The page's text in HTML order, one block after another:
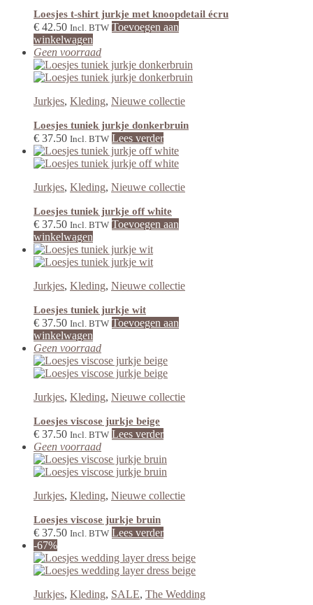
Loesjes t-shirt jurkje met knoopdetail écru
€ 42.50 Incl. BTW Toevoegen aan
winkelwagen
Geen voorraad
Jurkjes, Kleding, Nieuwe collectie
Loesjes tuniek jurkje donkerbruin
€ 37.50 Incl. BTW Lees verder
Jurkjes, Kleding, Nieuwe collectie
Loesjes tuniek jurkje off white
€ 37.50 Incl. BTW Toevoegen aan
winkelwagen
Jurkjes, Kleding, Nieuwe collectie
Loesjes tuniek jurkje wit
€ 37.50 Incl. BTW Toevoegen aan
winkelwagen
Geen voorraad
Jurkjes, Kleding, Nieuwe collectie
Loesjes viscose jurkje beige
€ 37.50 Incl. BTW Lees verder
Geen voorraad
Jurkjes, Kleding, Nieuwe collectie
Loesjes viscose jurkje bruin
€ 37.50 Incl. BTW Lees verder
-67%
Jurkjes, Kleding, SALE, The Wedding